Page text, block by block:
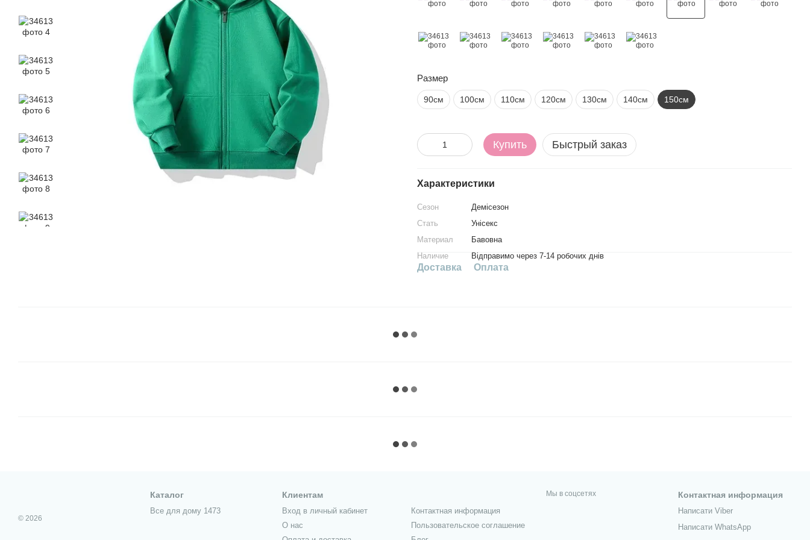
Размер
90см 100см 110см 120см 130см 140см 150см
Купить Быстрый заказ
Характеристики
Сезон
Демісезон
Стать
Унісекс
Материал
Бавовна
Наличие
Відправимо через 7-14 робочих днів
Доставка Оплата
© 2026
Каталог
Все для дому 1473
Клиентам
Вход в личный кабинет
О нас
Контактная информация
Пользовательское соглашение
Мы в соцсетях Контактная информация
Написати Viber
Написати WhatsApp